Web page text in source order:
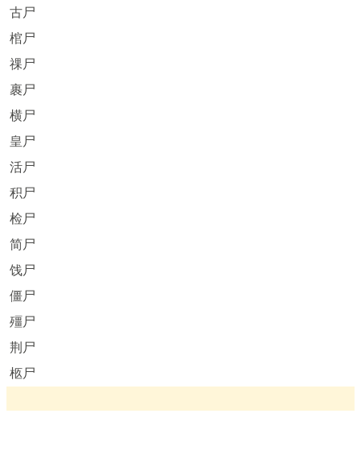
古尸
棺尸
祼尸
裹尸
横尸
皇尸
活尸
积尸
检尸
简尸
饯尸
僵尸
殭尸
荆尸
柩尸